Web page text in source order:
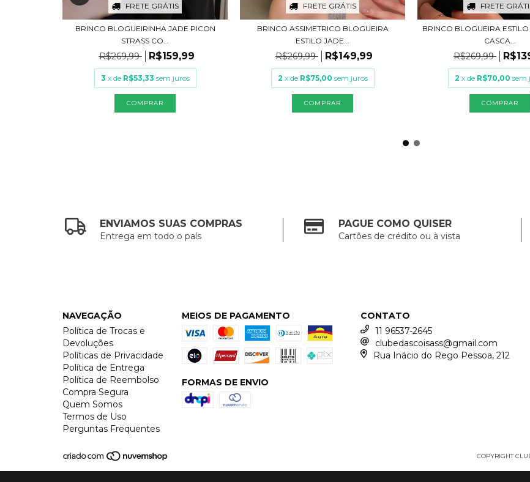
FRETE GRÁTIS
BRINCO BLOGUEIRINHA JADE PICON
STRASS CO...
R$269,99 R$159,99
3 x de R$53,33 sem juros
COMPRAR
FRETE GRÁTIS
BRINCO ASSIMETRICO BLOGUEIRA
ESTILO JADE...
R$269,99 R$149,99
2 x de R$75,00 sem juros
COMPRAR
FRETE
BRINCO BLOGUEIRA
CASCA...
R$269,99
2 x de R$70,00 sem
COMPRAR
ENVIAMOS SUAS COMPRAS
Entrega em todo o país
PAGUE COMO QUISER
Cartões de crédito ou à vista
NAVEGAÇÃO
Política de Trocas e
Devoluções
Políticas de Privacidade
Política de Entrega
Política de Reembolso
Compra Segura
Quem Somos
Termos de Uso
Perguntas Frequentes
MEIOS DE PAGAMENTO
FORMAS DE ENVIO
CONTATO
11 96537-2645
clubedascoisass@gmail.com
Rua Inácio do Rego Pessoa, 212
COPYRIGHT